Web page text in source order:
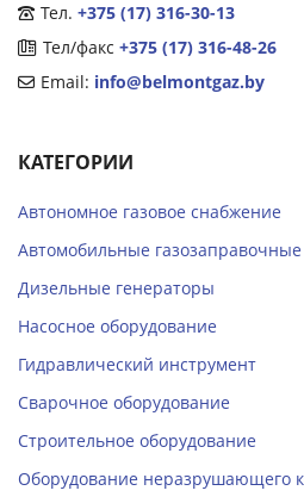
Тел. +375 (17) 316-30-13
Тел/факс +375 (17) 316-48-26
Email: info@belmontgaz.by
КАТЕГОРИИ
Автономное газовое снабжение
Автомобильные
Дизельные генераторы
Насосное оборудование
Гидравлический инструмент
Сварочное оборудование
Строительное оборудование
Оборудование неразрушающего